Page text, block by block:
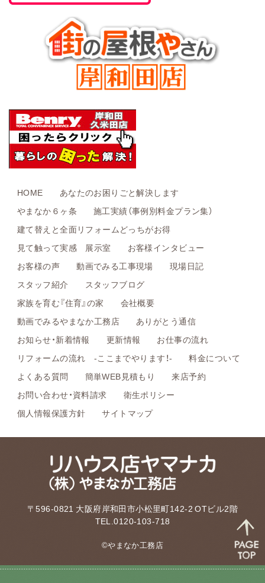
HOME
あなたのお困りごと解決します
やまなか６ヶ条
施工実績（事例別料金プラン集）
建て替えと全面リフォームどっちがお得
見て触って実感 展示室
お客様インタビュー
お客様の声
動画でみる工事現場
現場日記
スタッフ紹介
スタッフブログ
家族を育む『住育』の家
会社概要
動画でみるやまなか工務店
ありがとう通信
お知らせ・新着情報
更新情報
お仕事の流れ
リフォームの流れ -ここまでやります！-
料金について
よくある質問
簡単WEB見積もり
来店予約
お問い合わせ・資料請求
衛生ポリシー
個人情報保護方針
サイトマップ
〒596-0821 大阪府岸和田市小松里町142-2 OTビル2階
TEL.0120-103-718
©やまなか工務店